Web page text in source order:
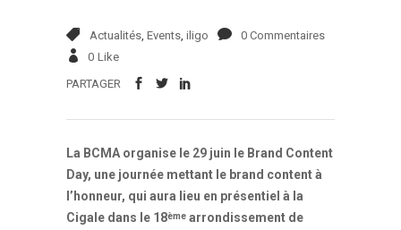
Actualités, Events, iligo
0 Commentaires
0 Like
PARTAGER
La BCMA organise le 29 juin le Brand Content
Day, une journée mettant le brand content à
l’honneur, qui aura lieu en présentiel à la
Cigale dans le 18ème arrondissement de